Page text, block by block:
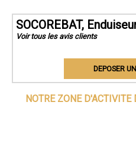
SOCOREBAT,
Voir tous les avis clients
DEPOSER
NOTRE ZONE D'ACTIVITE